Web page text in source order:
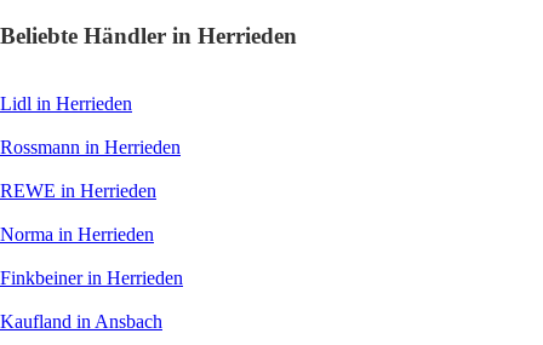
Beliebte Händler in Herrieden
Lidl in Herrieden
Rossmann in Herrieden
REWE in Herrieden
Norma in Herrieden
Finkbeinerin Herrieden
Kaufland in Ansbach